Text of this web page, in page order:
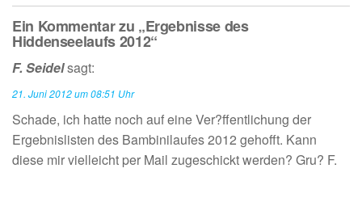
Ein Kommentar zu „Ergebnisse des
Hiddenseelaufs 2012“
F. Seidelsagt:
21. Juni 2012 um 08:51 Uhr
Schade, ich hatte noch auf eine Ver?ffentlichung der
Ergebnislisten des Bambinilaufes 2012 gehofft. Kann
diese mir vielleicht per Mail zugeschickt werden? Gru? F.